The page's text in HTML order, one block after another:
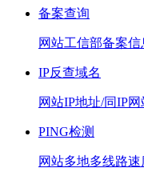
备案查询
网站工信部备案信
IP反查域名
网站IP地址/同IP
PING检测
网站多地多线路